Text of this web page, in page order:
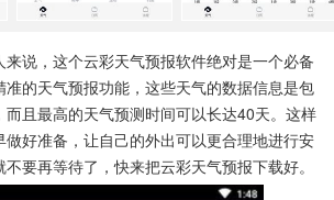
说，这个云彩天气预报软件绝对是一个必备
准的天气预报功能，这些天气的数据信息是包
且最高的天气预测时间可以长达40天。这样
好准备，让自己的外出可以更合理地进行安
要再等待了，快来把云彩天气预报下载好。